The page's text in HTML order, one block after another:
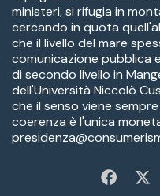
ministeri, si rifugia in
cercando in quota
che il livello del mare
comunicazione pubblica
di secondo livello in
dell'Università Niccolò
che il senso viene
coerenza è l'unica